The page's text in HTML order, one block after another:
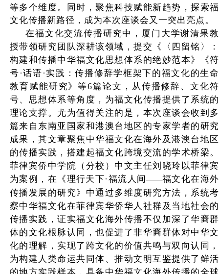
等多个维度。同时，聚焦科技赋能新趋势，探索福
文化传播新路径，成为本次座谈会又一突出亮点。
在福文化交流传播研究中，厦门大学谢清果教
授带领研究团队深耕该领域，提交《〈四留铭〉：
构建和传播中华福文化思想体系的绝妙范本》《符
号·话语·实践：传播修辞学框架下的福文化的生命
教育赋能研究》等6篇论文，从传播修辞、文化符
号、思想体系等角度，为福文化传播提供了系统的
理论支撑。尤为值得关注的是，本次座谈会收到多
篇来自东南亚国家和港澳台地区的专家学者的研究
成果，其文章聚焦中华福文化在海外及港澳台地区
的传播实践，搭建起福文化跨境交流的学术桥梁。
菲律宾侨中学院（分校）中文主任刘晓玲以菲律宾
为案例，在《理行天下·福流人间——福文化在海外
传播发展的研究》中通过多维度研究方法，系统考
察中华福文化在菲律宾华侨华人社群及当地社会的
传播实践，证实福文化海外传播不仅加深了华裔群
体的文化根脉认同，也促进了非华裔群体对中华文
化的理解，实现了跨文化的价值共鸣与双向认同，
为构建人类命运共同体、推动文明互鉴提供了鲜活
的地方实践样本，具备中华福文化海外传播的全球